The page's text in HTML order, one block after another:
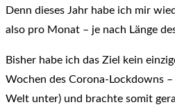
Denn dieses Jahr habe ich mir
also pro Monat – je nach Länge
Bisher habe ich das Ziel kein
Wochen des Corona-Lockdowns
Welt unter) und brachte somit